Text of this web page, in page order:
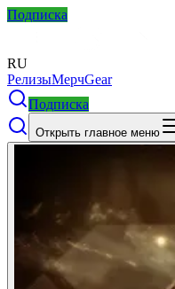
Подписка
RU
РелизыМерчGear
Подписка
Открыть главное меню